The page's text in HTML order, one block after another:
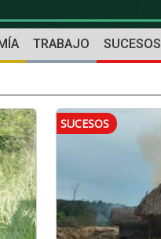
TRABAJO SUCESOS
SUCESOS